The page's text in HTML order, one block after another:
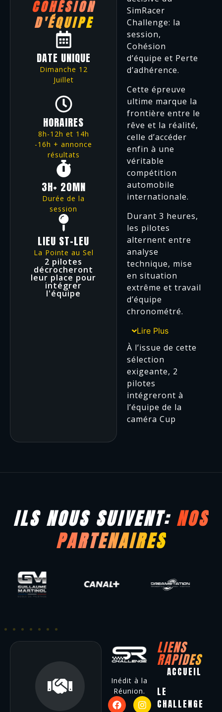
COHÉSION
D'ÉQUIPE
DATE UNIQUE
Dimanche 12
Juillet
HORAIRES
8h-12h et 14h
-16h + annonce
résultats
3H+ 20MN
Durée de la
session
LIEU ST-LEU
La Pointe au Sel
2 pilotes
décrocheront
leur place pour
intégrer
l'équipe
SimRacer
Challenge: la
session,
Cohésion
d’équipe et Perte
d’adhérence.
Cette épreuve
ultime marque la
frontière entre le
rêve et la réalité,
celle d’accéder
enfin à une
véritable
compétition
automobile
internationale.
Durant 3 heures,
les pilotes
alternent entre
analyse
technique, mise
en situation
extrême et travail
d’équipe
chronométré.
Lire Plus
À l’issue de cette
sélection
exigeante, 2
pilotes
intégreront à
l’équipe de la
caméra Cup
ILS NOUS SUIVENT: NOS
PARTENAIRES
Inédit à la
Réunion.
LIENS
RAPIDES
ACCUEIL
LE
CHALLENGE